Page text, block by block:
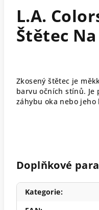
L.A.
Štětec
Zkosený štětec je
barvu očních stínů.
záhybu oka nebo jeho
Doplňkové
Kategorie: